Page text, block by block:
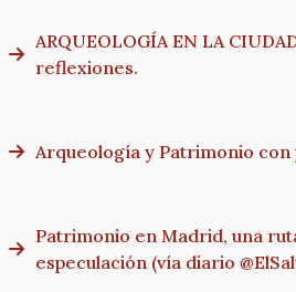
ARQUEOLOGÍA EN LA
reflexiones.
Arqueología y Patrimonio
Patrimonio en Madrid, una
especulación (vía diario